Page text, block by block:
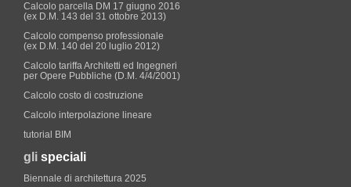
Calcolo parcella DM 17 giugno 2016
(ex D.M. 143 del 31 ottobre 2013)
Calcolo compenso professionale
(ex D.M. 140 del 20 luglio 2012)
Calcolo tariffa Architetti ed Ingegneri
per Opere Pubbliche (D.M. 4/4/2001)
Calcolo costo di costruzione
Calcolo interpolazione lineare
tutorial BIM
gli speciali
Biennale di architettura 2025